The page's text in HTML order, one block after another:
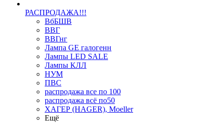
РАСПРОДАЖА!!!
ВбБШВ
ВВГ
ВВГнг
Лампа GE галогенн
Лампы LED SALE
Лампы КЛЛ
НУМ
ПВС
распродажа все по 100
распродажа всё по50
ХАГЕР (HAGER), Moeller
Ещё